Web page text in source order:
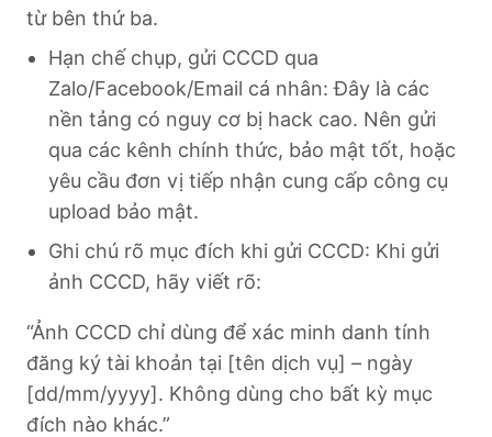
từ bên thứ ba.
Hạn chế chụp, gửi CCCD qua
Zalo/Facebook/Email cá nhân: Đây là các
nền tảng có nguy cơ bị hack cao. Nên gửi
qua các kênh chính thức, bảo mật tốt, hoặc
yêu cầu đơn vị tiếp nhận cung cấp công cụ
upload bảo mật.
Ghi chú rõ mục đích khi gửi CCCD: Khi gửi
ảnh CCCD, hãy viết rõ:
“Ảnh CCCD chỉ dùng để xác minh danh tính
đăng ký tài khoản tại [tên dịch vụ] – ngày
[dd/mm/yyyy]. Không dùng cho bất kỳ mục
đích nào khác.”